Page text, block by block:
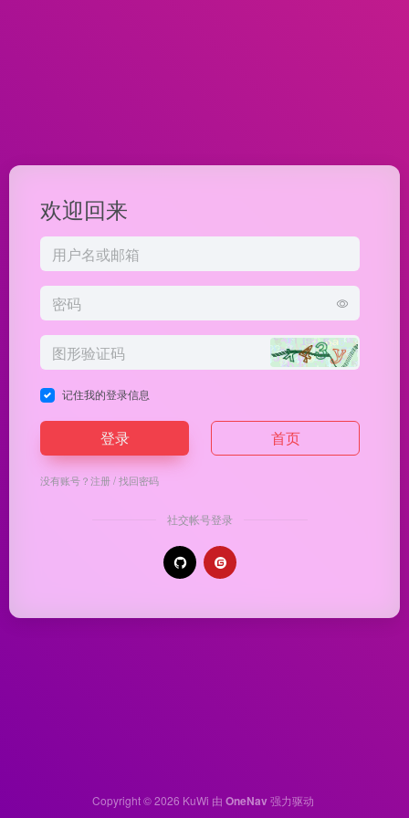
欢迎回来
记住我的登录信息
登录 首页
没有账号？注册/找回密码
社交帐号登录
Copyright © 2026 KuWi 由 OneNav强力驱动